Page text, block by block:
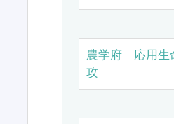
農学府 応用生
攻